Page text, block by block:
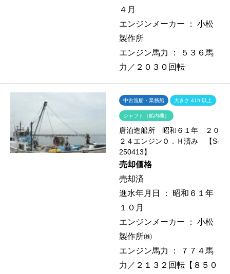
４月
エンジンメーカー ： 小松
製作所
エンジン馬力 ：
５３６馬
力／２０３０回転
中古漁船・業務船 大きさ 41ft 以上
シャフト（船内機）
唐泊造船所 昭和６１年 ２０
２４エンジンＯ．Ｈ済み 【S-
250413】
売却価格
売却済
進水年月日 ： 昭和６１年
１０月
エンジンメーカー ： 小松
製作所㈱
エンジン馬力 ：
７７４馬
力／２１３２回転【８５０